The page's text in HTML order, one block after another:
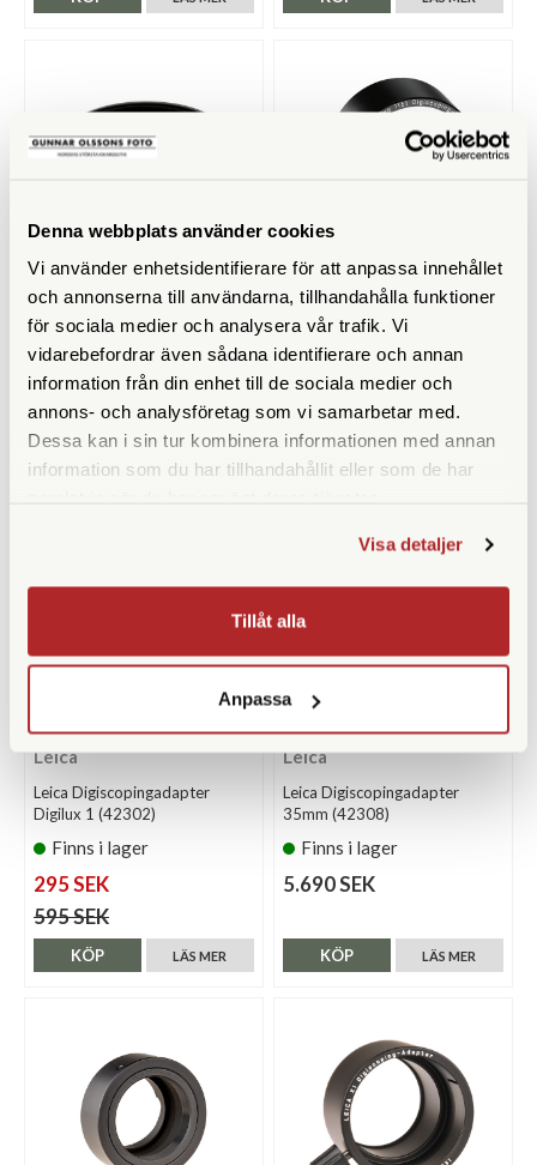
Denna webbplats använder cookies
Vi använder enhetsidentifierare för att anpassa innehållet
och annonserna till användarna, tillhandahålla funktioner
för sociala medier och analysera vår trafik. Vi
vidarebefordrar även sådana identifierare och annan
information från din enhet till de sociala medier och
annons- och analysföretag som vi samarbetar med.
Dessa kan i sin tur kombinera informationen med annan
information som du har tillhandahållit eller som de har
Visa detaljer
Tillåt alla
Anpassa
Kowa
Kowa Mobiladapter Ring TSN-
AR50L
Finns i lager
390 SEK
LÄS MER
KÖP
Leica
Leica Digiscopingadapter Q
(42337)
Finns i lager
1.690 SEK
LÄS MER
KÖP
Leica
Leica Digiscopingadapter
Digilux 1 (42302)
Finns i lager
295 SEK
595 SEK
LÄS MER
KÖP
Leica
Leica Digiscopingadapter
35mm (42308)
Finns i lager
5.690 SEK
LÄS MER
KÖP